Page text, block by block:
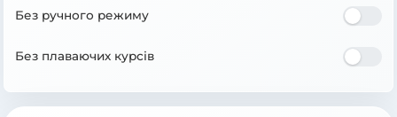
Без ручного режиму
Без плаваючих курсів